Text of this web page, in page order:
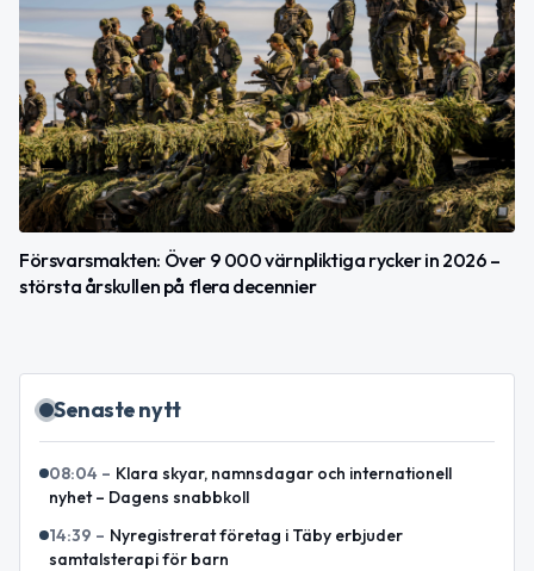
Försvarsmakten: Över 9 000 värnpliktiga rycker in 2026 –
största årskullen på flera decennier
Senaste nytt
08:04 – Klara skyar, namnsdagar och internationell
nyhet – Dagens snabbkoll
14:39 – Nyregistrerat företag i Täby erbjuder
samtalsterapi för barn